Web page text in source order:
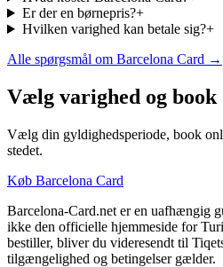
Er der en børnepris?+
Hvilken varighed kan betale sig?+
Alle spørgsmål om Barcelona Card →
Vælg varighed og book
Vælg din gyldighedsperiode, book
stedet.
Køb Barcelona Card
Barcelona-Card.net er en uafhængig
ikke den officielle hjemmeside for
bestiller, bliver du videresendt til
tilgængelighed og betingelser gælder.